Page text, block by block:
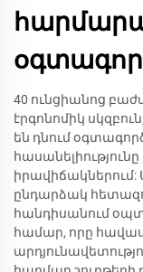
40 ունցիանոց
էրգոնոմիկ
են դնում
ընդարձակ
հանդիսանում
համար, որը